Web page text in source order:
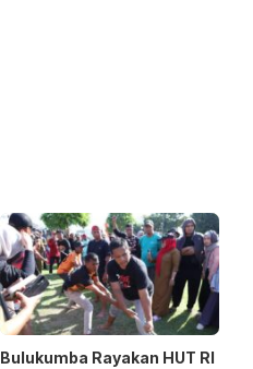
Bulukumba Rayakan HUT RI